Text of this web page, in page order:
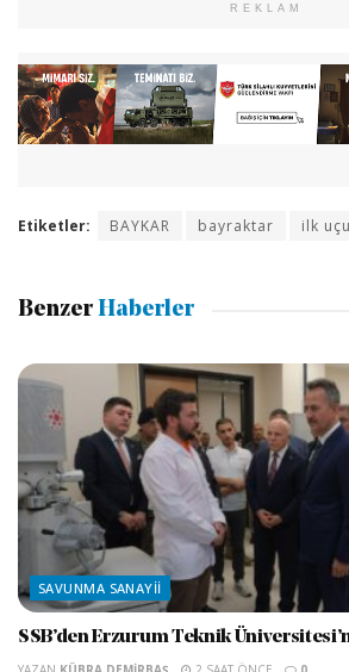
REKLAM
Etiketler: BAYKAR bayraktar ilk
Benzer Haberler
SAVUNMA SANAYII
SSB’den Erzurum Teknik